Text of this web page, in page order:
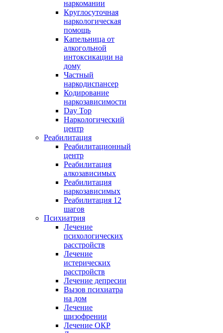
наркомании
Круглосуточная
наркологическая
помощь
Капельница от
алкогольной
интоксикации на
дому
Частный
наркодиспансер
Кодирование
наркозависимости
Day Top
Наркологический
центр
Реабилитация
Реабилитационный
центр
Реабилитация
алкозависимых
Реабилитация
наркозависимых
Реабилитация 12
шагов
Психиатрия
Лечение
психологических
расстройств
Лечение
истерических
расстройств
Лечение депресии
Вызов психиатра
на дом
Лечение
шизофрении
Лечение ОКР